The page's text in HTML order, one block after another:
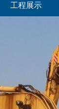
工程展示